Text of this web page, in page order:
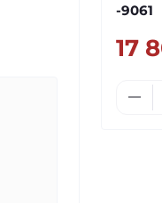
-9061
17